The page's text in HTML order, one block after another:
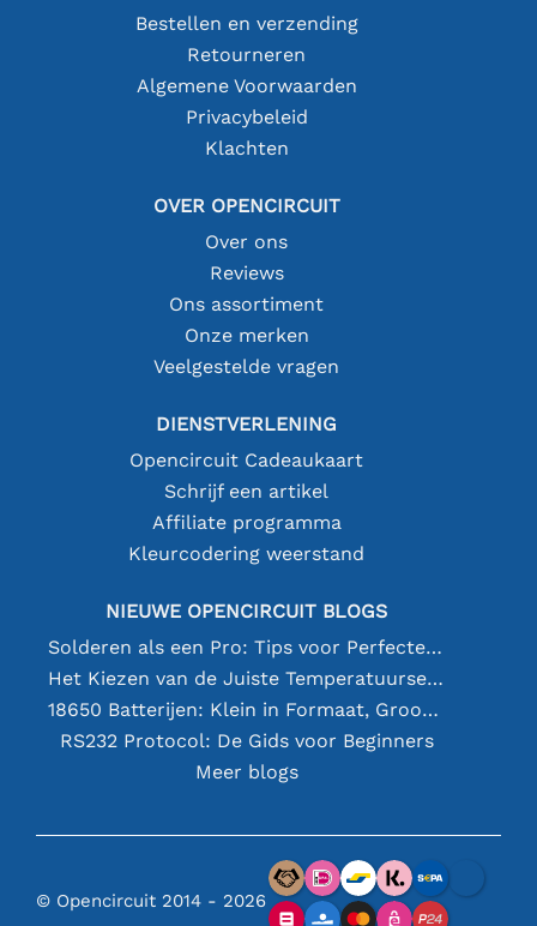
Bestellen en verzending
Retourneren
Algemene Voorwaarden
Privacybeleid
Klachten
OVER OPENCIRCUIT
Over ons
Reviews
Ons assortiment
Onze merken
Veelgestelde vragen
DIENSTVERLENING
Opencircuit Cadeaukaart
Schrijf een artikel
Affiliate programma
Kleurcodering weerstand
NIEUWE OPENCIRCUIT BLOGS
Solderen als een Pro: Tips voor Perfecte Elektronische Verbindingen
Het Kiezen van de Juiste Temperatuursensor [youtube]
18650 Batterijen: Klein in Formaat, Groot in Prestatie
RS232 Protocol: De Gids voor Beginners
Meer blogs
© Opencircuit 2014 - 2026